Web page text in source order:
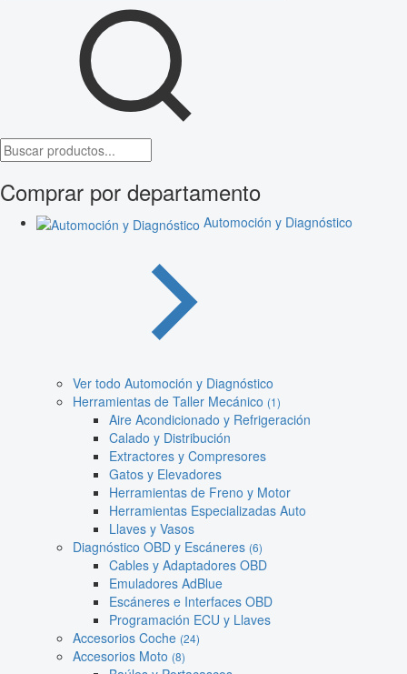
Comprar por departamento
Automoción y Diagnóstico
Ver todo Automoción y Diagnóstico
Herramientas de Taller Mecánico (1)
Aire Acondicionado y Refrigeración
Calado y Distribución
Extractores y Compresores
Gatos y Elevadores
Herramientas de Freno y Motor
Herramientas Especializadas Auto
Llaves y Vasos
Diagnóstico OBD y Escáneres (6)
Cables y Adaptadores OBD
Emuladores AdBlue
Escáneres e Interfaces OBD
Programación ECU y Llaves
Accesorios Coche (24)
Accesorios Moto (8)